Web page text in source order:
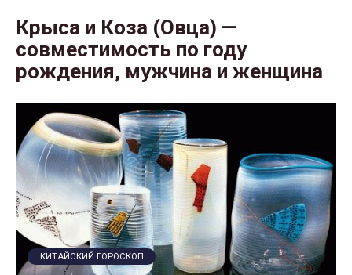
Крыса и Коза (Овца) —
совместимость по году
рождения, мужчина и женщина
КИТАЙСКИЙ ГОРОСКОП